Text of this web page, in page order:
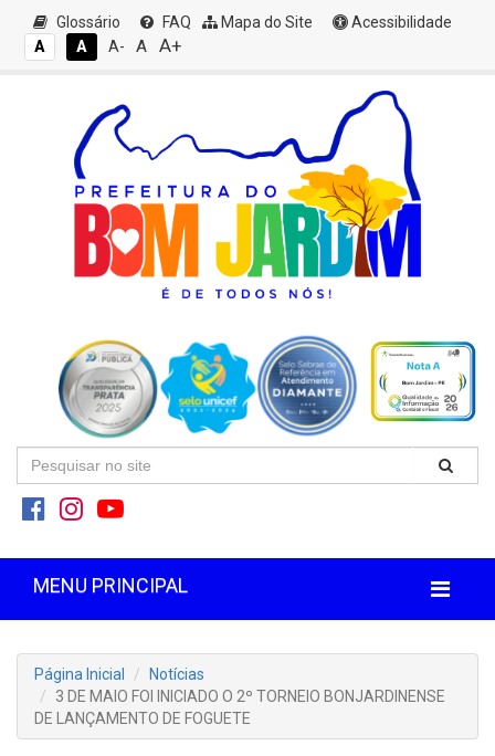
Glossário FAQ Mapa do Site
Acessibilidade
A
A A- A A+
MENU PRINCIPAL
Página Inicial
Notícias
3 DE MAIO FOI INICIADO O 2º TORNEIO BONJARDINENSE
DE LANÇAMENTO DE FOGUETE